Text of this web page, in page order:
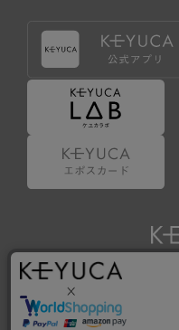
（5） その他、本規約ま
4.会員登録が取り消さ
弊社とのお取引等によ
の義務および本規約上
します。
5.仮登録とは、ケユカ
用するための簡易的な
6.仮登録をすることで
とができます。
7.仮登録状態はポイン
に登録完了することで
す。
Copyright ©